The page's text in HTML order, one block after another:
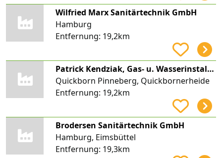
Wilfried Marx Sanitärtechnik GmbH
Hamburg
Entfernung: 19,2km
Patrick Kendziak, Gas- u. Wasserinstallation
Quickborn Pinneberg, Quickbornerheide
Entfernung: 19,2km
Brodersen Sanitärtechnik GmbH
Hamburg, Eimsbüttel
Entfernung: 19,3km